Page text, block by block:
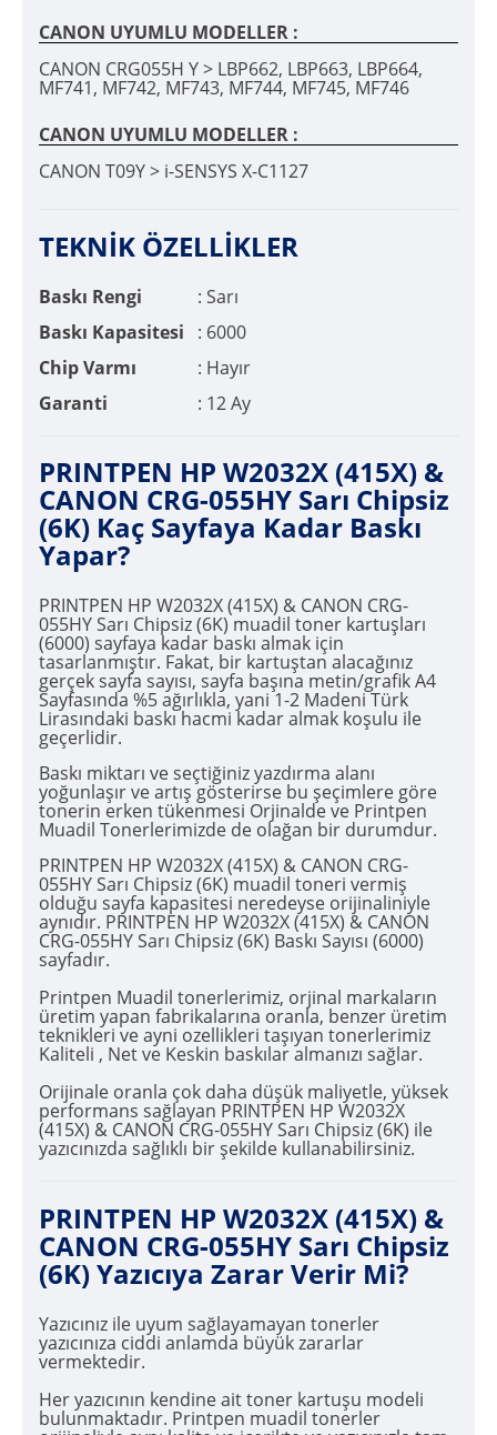
CANON UYUMLU MODELLER :
CANON CRG055H Y > LBP662, LBP663, LBP664,
MF741, MF742, MF743, MF744, MF745, MF746
CANON UYUMLU MODELLER :
CANON T09Y > i-SENSYS X-C1127
TEKNİK ÖZELLİKLER
Baskı Rengi
: Sarı
Baskı Kapasitesi
: 6000
Chip Varmı
: Hayır
Garanti
: 12 Ay
PRINTPEN HP W2032X (415X) &
CANON CRG-055HY Sarı Chipsiz
(6K) Kaç Sayfaya Kadar Baskı
Yapar?
PRINTPEN HP W2032X (415X) & CANON CRG-
055HY Sarı Chipsiz (6K) muadil toner kartuşları
(6000) sayfaya kadar baskı almak için
tasarlanmıştır. Fakat, bir kartuştan alacağınız
gerçek sayfa sayısı, sayfa başına metin/grafik A4
Sayfasında %5 ağırlıkla, yani 1-2 Madeni Türk
Lirasındaki baskı hacmi kadar almak koşulu ile
geçerlidir.
Baskı miktarı ve seçtiğiniz yazdırma alanı
yoğunlaşır ve artış gösterirse bu şeçimlere göre
tonerin erken tükenmesi Orjinalde ve Printpen
Muadil Tonerlerimizde de olağan bir durumdur.
PRINTPEN HP W2032X (415X) & CANON CRG-
055HY Sarı Chipsiz (6K) muadil toneri vermiş
olduğu sayfa kapasitesi neredeyse orijinaliniyle
aynıdır. PRINTPEN HP W2032X (415X) & CANON
CRG-055HY Sarı Chipsiz (6K) Baskı Sayısı (6000)
sayfadır.
Printpen Muadil tonerlerimiz, orjinal markaların
üretim yapan fabrikalarına oranla, benzer üretim
teknikleri ve ayni ozellikleri taşıyan tonerlerimiz
Kaliteli , Net ve Keskin baskılar almanızı sağlar.
Orijinale oranla çok daha düşük maliyetle, yüksek
performans sağlayan PRINTPEN HP W2032X
(415X) & CANON CRG-055HY Sarı Chipsiz (6K) ile
yazıcınızda sağlıklı bir şekilde kullanabilirsiniz.
PRINTPEN HP W2032X (415X) &
CANON CRG-055HY Sarı Chipsiz
(6K) Yazıcıya Zarar Verir Mi?
Yazıcınız ile uyum sağlayamayan tonerler
yazıcınıza ciddi anlamda büyük zararlar
vermektedir.
Her yazıcının kendine ait toner kartuşu modeli
bulunmaktadır. Printpen muadil tonerler